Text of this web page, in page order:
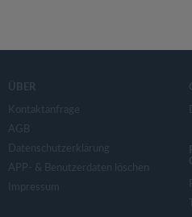
ÜBER
Kontaktanfrage
AGB
Datenschutzerklärung
APP- & Benutzerdaten löschen
Impressum